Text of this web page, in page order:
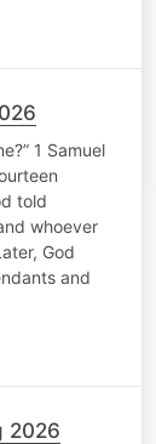
1 Samuel
told
whoever
God
and
2026